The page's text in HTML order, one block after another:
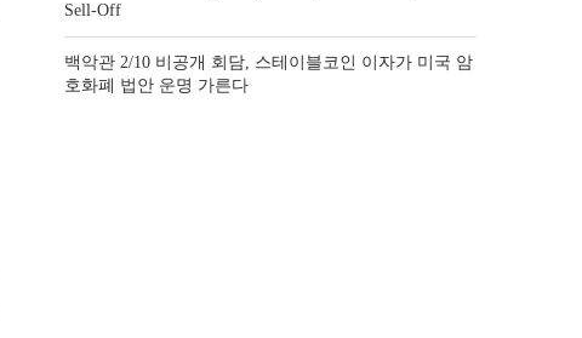
Sell-Off
백악관 2/10 비공개 회담, 스테이블코인 이자가 미국 암
호화폐 법안 운명 가른다